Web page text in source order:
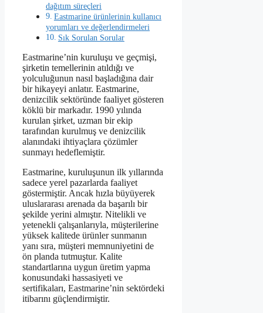
dağıtım süreçleri
Eastmarine ürünlerinin kullanıcı
yorumları ve değerlendirmeleri
Sık Sorulan Sorular
Eastmarine’nin kuruluşu ve geçmişi,
şirketin temellerinin atıldığı ve
yolculuğunun nasıl başladığına dair
bir hikayeyi anlatır. Eastmarine,
denizcilik sektöründe faaliyet gösteren
köklü bir markadır. 1990 yılında
kurulan şirket, uzman bir ekip
tarafından kurulmuş ve denizcilik
alanındaki ihtiyaçlara çözümler
sunmayı hedeflemiştir.
Eastmarine, kuruluşunun ilk yıllarında
sadece yerel pazarlarda faaliyet
göstermiştir. Ancak hızla büyüyerek
uluslararası arenada da başarılı bir
şekilde yerini almıştır. Nitelikli ve
yetenekli çalışanlarıyla, müşterilerine
yüksek kalitede ürünler sunmanın
yanı sıra, müşteri memnuniyetini de
ön planda tutmuştur. Kalite
standartlarına uygun üretim yapma
konusundaki hassasiyeti ve
sertifikaları, Eastmarine’nin sektördeki
itibarını güçlendirmiştir.